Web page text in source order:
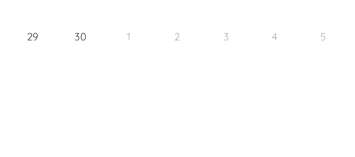
29 30 1 2 3 4 5